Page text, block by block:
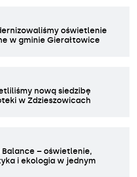
oświetlenie
w gminie Gierałtowice
nową siedzibę
w Zdzieszowicach
Balance – oświetlenie,
i ekologia w jednym